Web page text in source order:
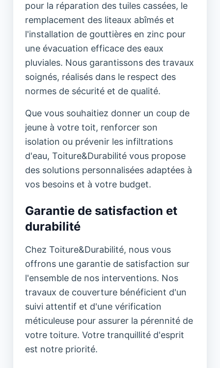
pour la réparation des tuiles cassées, le
remplacement des liteaux abîmés et
l'installation de gouttières en zinc pour
une évacuation efficace des eaux
pluviales. Nous garantissons des travaux
soignés, réalisés dans le respect des
normes de sécurité et de qualité.
Que vous souhaitiez donner un coup de
jeune à votre toit, renforcer son
isolation ou prévenir les infiltrations
d'eau, Toiture&Durabilité vous propose
des solutions personnalisées adaptées à
vos besoins et à votre budget.
Garantie de satisfaction et
durabilité
Chez Toiture&Durabilité, nous vous
offrons une garantie de satisfaction sur
l'ensemble de nos interventions. Nos
travaux de couverture bénéficient d'un
suivi attentif et d'une vérification
méticuleuse pour assurer la pérennité de
votre toiture. Votre tranquillité d'esprit
est notre priorité.